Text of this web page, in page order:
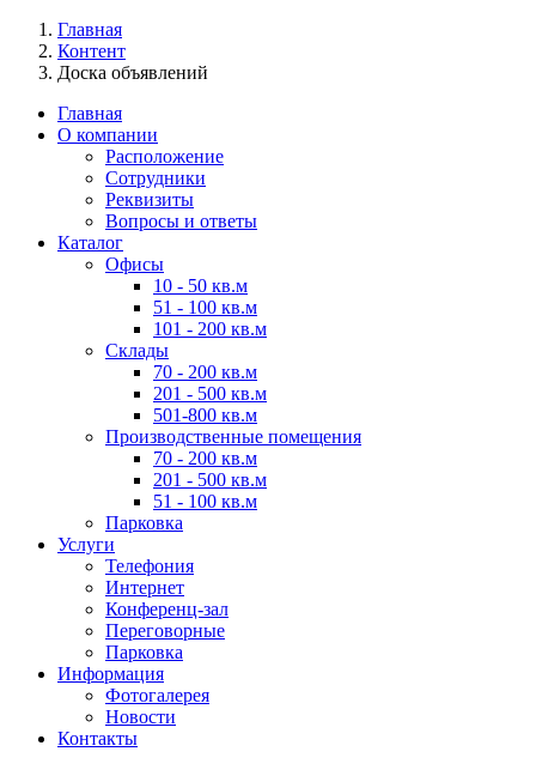
Главная
Контент
Доска объявлений
Главная
О компании
Расположение
Сотрудники
Реквизиты
Вопросы и ответы
Каталог
Офисы
10 - 50 кв.м
51 - 100 кв.м
101 - 200 кв.м
Склады
70 - 200 кв.м
201 - 500 кв.м
501-800 кв.м
Производственные помещения
70 - 200 кв.м
201 - 500 кв.м
51 - 100 кв.м
Парковка
Услуги
Телефония
Интернет
Конференц-зал
Переговорные
Парковка
Информация
Фотогалерея
Новости
Контакты